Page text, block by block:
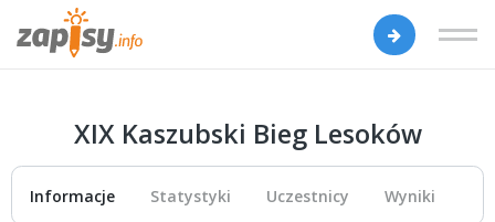
XIX Kaszubski Bieg Lesoków
Informacje Statystyki Uczestnicy Wyniki